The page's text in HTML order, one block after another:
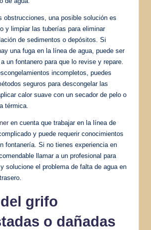
obstrucciones, una posible solución es
y limpiar las tuberías para eliminar
de sedimentos o depósitos. Si
una fuga en la línea de agua, puede ser
a un fontanero para que lo revise y repare.
incompletos, puedes
seguros para descongelar las
calor suave con un secador de pelo o
térmica.
en cuenta que trabajar en la línea de
y puede requerir conocimientos
fontanería. Si no tienes experiencia en
llamar a un profesional para
solucione el problema de falta de agua en
grifo
o dañadas